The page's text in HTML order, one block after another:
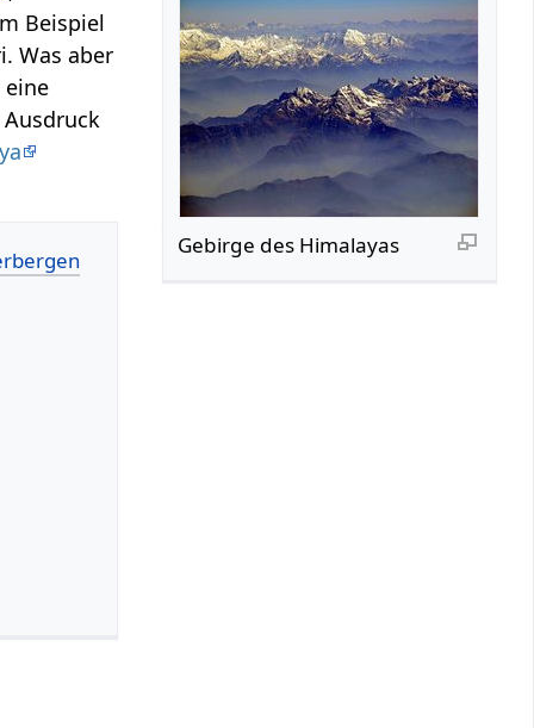
Gebirge des Himalayas
Beispiel
Was aber